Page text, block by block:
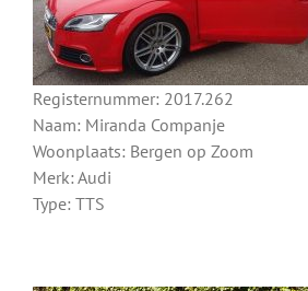
Registernummer: 2017.262
Naam: Miranda Companje
Woonplaats: Bergen op Zoom
Merk: Audi
Type: TTS